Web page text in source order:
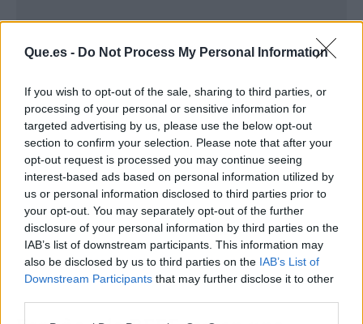
Que.es - Do Not Process My Personal Information
If you wish to opt-out of the sale, sharing to third parties, or
processing of your personal or sensitive information for
targeted advertising by us, please use the below opt-out
section to confirm your selection. Please note that after your
opt-out request is processed you may continue seeing
interest-based ads based on personal information utilized by
us or personal information disclosed to third parties prior to
your opt-out. You may separately opt-out of the further
disclosure of your personal information by third parties on the
IAB’s list of downstream participants. This information may
also be disclosed by us to third parties on the IAB’s List of
Downstream Participants that may further disclose it to other
Publicidad